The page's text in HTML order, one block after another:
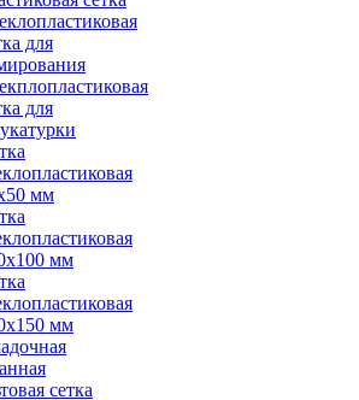
для
для
мм
мм
мм